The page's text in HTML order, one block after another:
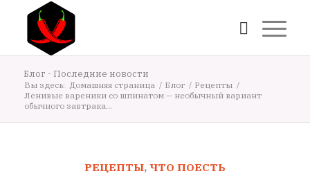
Блог - Последние новости
Вы здесь: Домашняя страница / Блог / Рецепты /
Ленивые вареники со шпинатом — необычный вариант
обычного завтрака...
РЕЦЕПТЫ, ЧТО ПОЕСТЬ